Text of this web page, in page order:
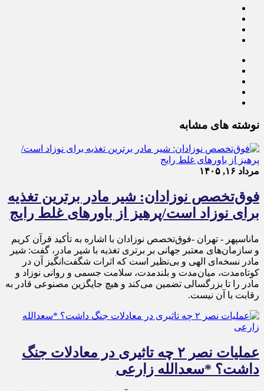
نوشته های مشابه
مرداد ۱۶, ۱۴۰۵
فوق‌تخصص نوزادان: شیر مادر برترین تغذیه
برای نوزاد است/پرهیز از باورهای غلط رایج
ماناسپهر - تهران -فوق‌تخصص نوزادان با اشاره به تأکید قرآن کریم
و سازمان‌های معتبر جهانی بر برتری تغذیه با شیر مادر، گفت: شیر
مادر نسخه‌ای الهی و بی‌نظیر است که اثرات شگفت‌انگیز آن در
کوتاه‌مدت، میان‌مدت و بلندمدت، سلامت جسمی و روانی نوزاد و
مادر را تا بزرگسالی تضمین می‌کند و هیچ جایگزین مصنوعی قادر به
رقابت با آن نیست.
عملیات نصر ۲ چه تاثیری در معادلات جنگ
داشت؟ *سعدالله زارعی